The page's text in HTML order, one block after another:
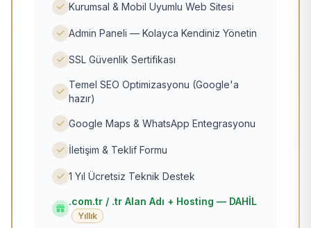
Kurumsal & Mobil Uyumlu Web Sitesi
Admin Paneli — Kolayca Kendiniz Yönetin
SSL Güvenlik Sertifikası
Temel SEO Optimizasyonu (Google'a
hazır)
Google Maps & WhatsApp Entegrasyonu
İletişim & Teklif Formu
1 Yıl Ücretsiz Teknik Destek
.com.tr / .tr Alan Adı + Hosting — DAHİL
Yıllık